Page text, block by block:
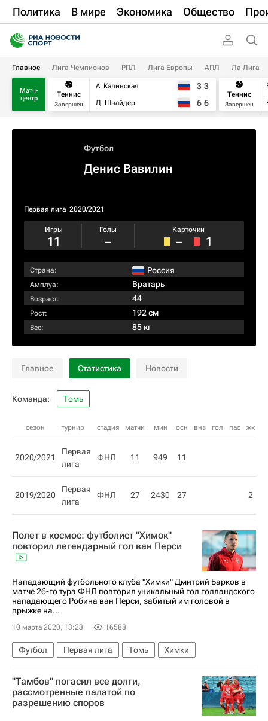
Политика В мире Экономика Общество
Главное Лига Чемпионов РПЛ Лига Европы АПЛ Ла Лига
Матч-
центр
Теннис
Завершен
А. Калинская
Д. Шнайдер
3 3
6 6
Теннис
Завершен
Футбол
Денис Вавилин
Первая лига 2020/2021
Игры
11
Голы
–
Карточки
– 1
Страна: Россия
Амплуа: Вратарь
Возраст: 44
Рост: 192 см
Вес: 85 кг
Главное Статистика Новости
Команда: Томь
сезон турнир стадия матчи мин осн внз гол пас жк
2020/2021
Первая
лига
ФНЛ 11 949 11
2019/2020
Первая
лига
ФНЛ 27 2430 27 2
Полет в космос: футболист "Химок"
повторил легендарный гол ван Перси
Нападающий футбольного клуба "Химки" Дмитрий Барков в
матче 26-го тура ФНЛ повторил уникальный гол голландского
нападающего Робина ван Перси, забитый им головой в
прыжке на...
10 марта 2020, 13:23 16588
Футбол Первая лига Томь Химки
"Тамбов" погасил все долги,
рассмотренные палатой по
разрешению споров